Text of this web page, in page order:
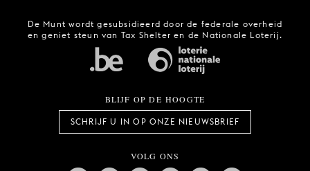
De Munt wordt gesubsidieerd door de federale overheid
en geniet steun van Tax Shelter en de Nationale Loterij.
BLIJF OP DE HOOGTE
SCHRIJF U IN OP ONZE NIEUWSBRIEF
VOLG ONS